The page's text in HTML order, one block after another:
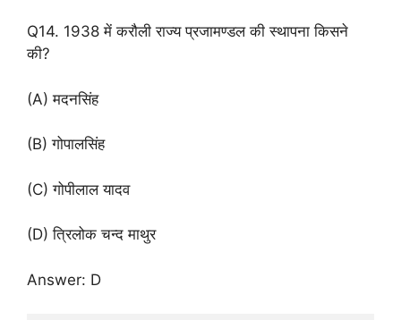
Q14. 1938 में करौली राज्य प्रजामण्डल की स्थापना किसने
की?
(A) मदनसिंह
(B) गोपालसिंह
(C) गोपीलाल यादव
(D) त्रिलोक चन्द माथुर
Answer: D